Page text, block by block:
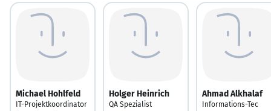
Michael Hohlfeld
IT-Projektkoordinator
Holger Heinrich
QA Spezialist
Ahmad Alkhalaf
Informations-Tec